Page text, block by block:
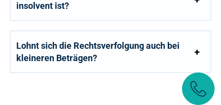
insolvent ist?
Lohnt sich die Rechtsverfolgung auch bei
kleineren Beträgen?